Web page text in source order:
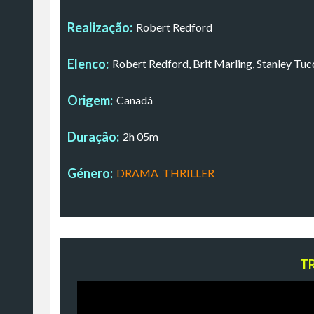
Realização: Robert Redford
Elenco: Robert Redford, Brit Marling, Stanley
Origem: Canadá
Duração: 2h 05m
Género: DRAMA, THRILLER